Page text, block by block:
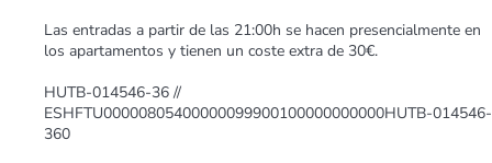
Las entradas a partir de las 21:00h se hacen presencialmente en
los apartamentos y tienen un coste extra de 30€.
HUTB-014546-36 //
ESHFTU00000805400000099900100000000000HUTB-014546-
360